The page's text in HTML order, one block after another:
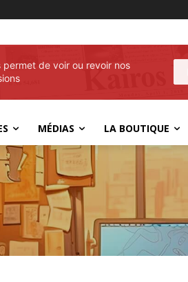
permet de voir ou revoir nos
MÉDIAS LA BOUTIQUE